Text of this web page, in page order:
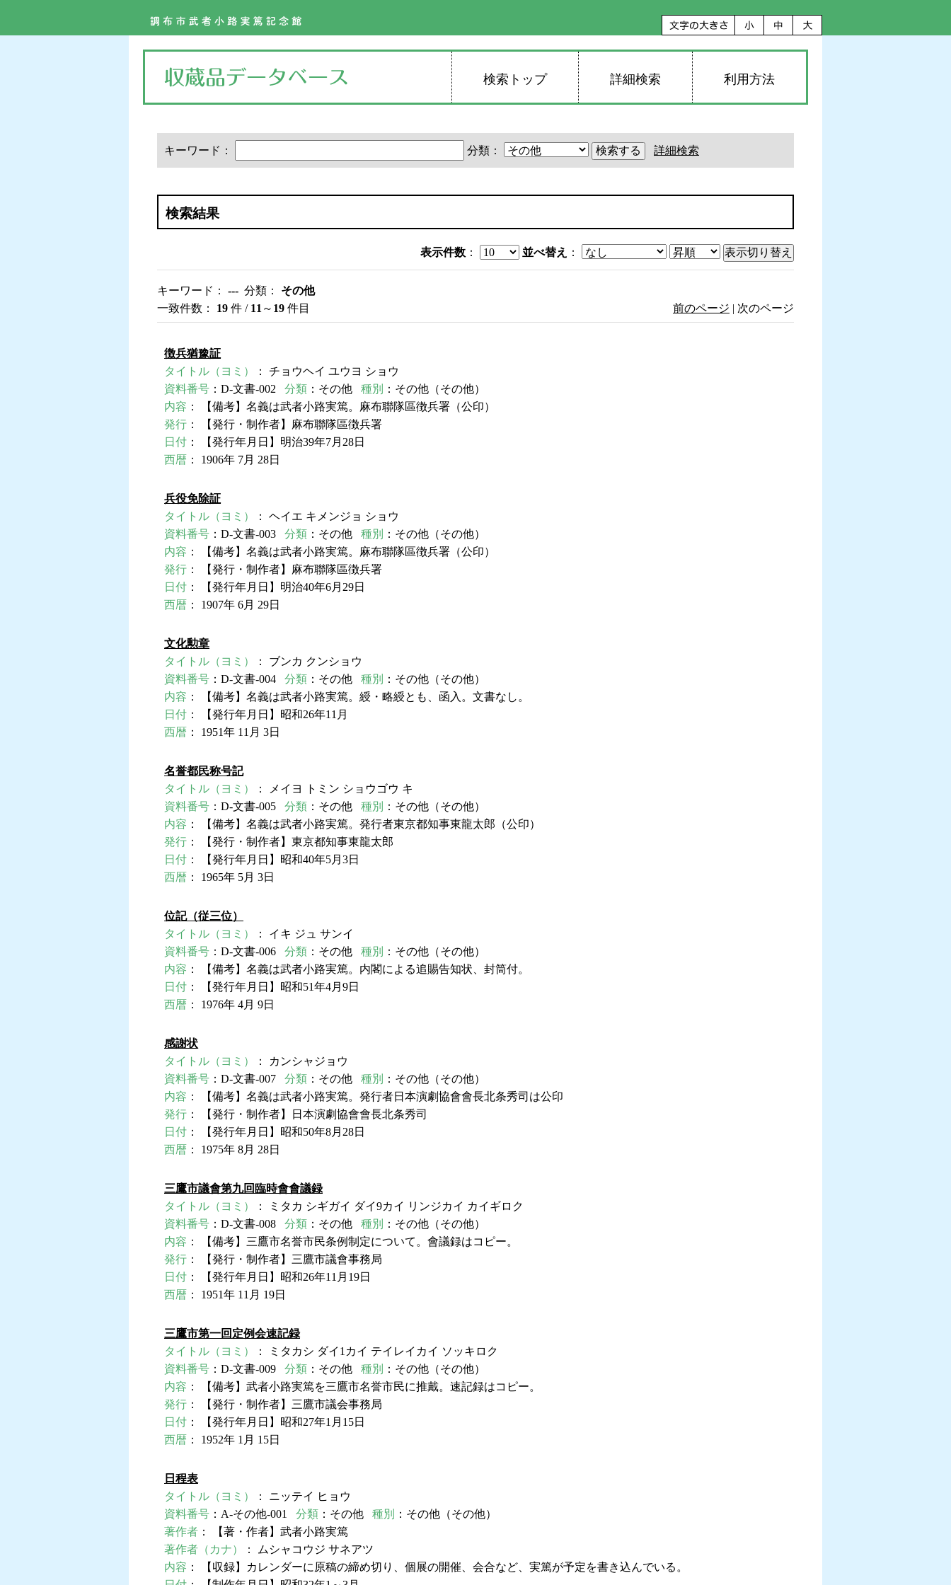
検索トップ 詳細検索 利用方法
キーワード： 分類： 詳細検索
検索結果
表示件数 ： 並べ替え ：
キーワード： --- 分類： その他
一致件数： 19 件 / 11 ～ 19 件目 前のページ | 次のページ
徴兵猶豫証
タイトル（ヨミ）
： チョウヘイ ユウヨ ショウ
資料番号 ：D-文書-002 分類 ：その他 種別
：その他（その他）
内容 ： 【備考】名義は武者小路実篤。麻布聯隊區徴兵署（公印）
発行 ： 【発行・制作者】麻布聯隊區徴兵署
日付 ： 【発行年月日】明治39年7月28日
西暦 ： 1906年 7月 28日
兵役免除証
タイトル（ヨミ）
： ヘイエ キメンジョ ショウ
資料番号 ：D-文書-003 分類 ：その他 種別
：その他（その他）
内容 ： 【備考】名義は武者小路実篤。麻布聯隊區徴兵署（公印）
発行 ： 【発行・制作者】麻布聯隊區徴兵署
日付 ： 【発行年月日】明治40年6月29日
西暦 ： 1907年 6月 29日
文化勲章
タイトル（ヨミ）
： ブンカ クンショウ
資料番号 ：D-文書-004 分類 ：その他 種別
：その他（その他）
内容 ： 【備考】名義は武者小路実篤。綬・略綬とも、函入。文書なし。
日付 ： 【発行年月日】昭和26年11月
西暦 ： 1951年 11月 3日
名誉都民称号記
タイトル（ヨミ）
： メイヨ トミン ショウゴウ キ
資料番号 ：D-文書-005 分類 ：その他 種別
：その他（その他）
内容 ： 【備考】名義は武者小路実篤。発行者東京都知事東龍太郎（公印）
発行 ： 【発行・制作者】東京都知事東龍太郎
日付 ： 【発行年月日】昭和40年5月3日
西暦 ： 1965年 5月 3日
位記（従三位）
タイトル（ヨミ）
： イキ ジュ サンイ
資料番号 ：D-文書-006 分類 ：その他 種別
：その他（その他）
内容 ： 【備考】名義は武者小路実篤。内閣による追賜告知状、封筒付。
日付 ： 【発行年月日】昭和51年4月9日
西暦 ： 1976年 4月 9日
感謝状
タイトル（ヨミ）
： カンシャジョウ
資料番号 ：D-文書-007 分類 ：その他 種別
：その他（その他）
内容 ： 【備考】名義は武者小路実篤。発行者日本演劇協會會長北条秀司は公印
発行 ： 【発行・制作者】日本演劇協會會長北条秀司
日付 ： 【発行年月日】昭和50年8月28日
西暦 ： 1975年 8月 28日
三鷹市議會第九回臨時會會議録
タイトル（ヨミ）
： ミタカ シギガイ ダイ9カイ リンジカイ カイギロク
資料番号 ：D-文書-008 分類 ：その他 種別
：その他（その他）
内容 ： 【備考】三鷹市名誉市民条例制定について。會議録はコピー。
発行 ： 【発行・制作者】三鷹市議會事務局
日付 ： 【発行年月日】昭和26年11月19日
西暦 ： 1951年 11月 19日
三鷹市第一回定例会速記録
タイトル（ヨミ）
： ミタカシ ダイ1カイ テイレイカイ ソッキロク
資料番号 ：D-文書-009 分類 ：その他 種別
：その他（その他）
内容 ： 【備考】武者小路実篤を三鷹市名誉市民に推戴。速記録はコピー。
発行 ： 【発行・制作者】三鷹市議会事務局
日付 ： 【発行年月日】昭和27年1月15日
西暦 ： 1952年 1月 15日
日程表
タイトル（ヨミ）
： ニッテイ ヒョウ
資料番号 ：A-その他-001 分類 ：その他 種別
：その他（その他）
著作者 ： 【著・作者】武者小路実篤
著作者（カナ）
： ムシャコウジ サネアツ
内容 ： 【収録】カレンダーに原稿の締め切り、個展の開催、会合など、実篤が予定を書き込んでいる。